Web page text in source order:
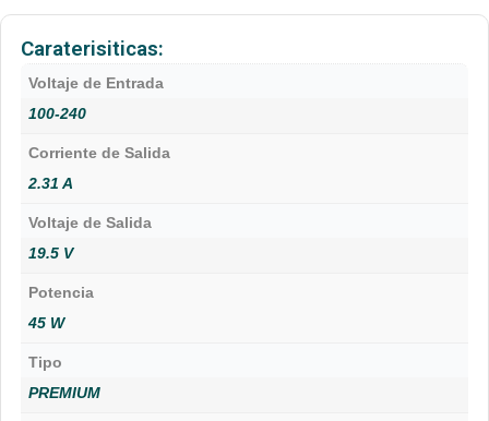
Caraterisiticas:
Voltaje de Entrada
100-240
Corriente de Salida
2.31 A
Voltaje de Salida
19.5 V
Potencia
45 W
Tipo
PREMIUM